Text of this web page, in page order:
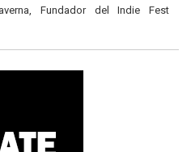
Fundador del Indie Fest